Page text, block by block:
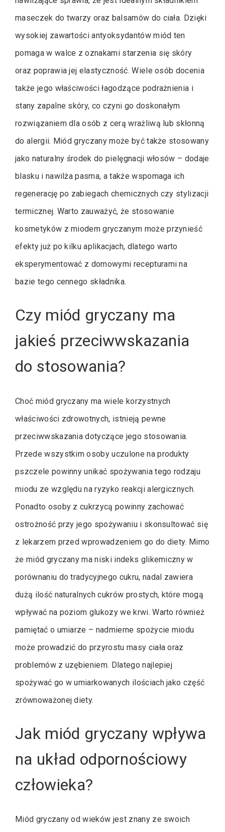
maseczek do twarzy oraz balsamów do ciała. Dzięki
wysokiej zawartości antyoksydantów miód ten
pomaga w walce z oznakami starzenia się skóry
oraz poprawia jej elastyczność. Wiele osób docenia
także jego właściwości łagodzące podrażnienia i
stany zapalne skóry, co czyni go doskonałym
rozwiązaniem dla osób z cerą wrażliwą lub skłonną
do alergii. Miód gryczany może być także stosowany
jako naturalny środek do pielęgnacji włosów – dodaje
blasku i nawilża pasma, a także wspomaga ich
regenerację po zabiegach chemicznych czy stylizacji
termicznej. Warto zauważyć, że stosowanie
kosmetyków z miodem gryczanym może przynieść
efekty już po kilku aplikacjach, dlatego warto
eksperymentować z domowymi recepturami na
bazie tego cennego składnika.
Czy miód gryczany ma
jakieś przeciwwskazania
do stosowania?
Choć miód gryczany ma wiele korzystnych
właściwości zdrowotnych, istnieją pewne
przeciwwskazania dotyczące jego stosowania.
Przede wszystkim osoby uczulone na produkty
pszczele powinny unikać spożywania tego rodzaju
miodu ze względu na ryzyko reakcji alergicznych.
Ponadto osoby z cukrzycą powinny zachować
ostrożność przy jego spożywaniu i skonsultować się
z lekarzem przed wprowadzeniem go do diety. Mimo
że miód gryczany ma niski indeks glikemiczny w
porównaniu do tradycyjnego cukru, nadal zawiera
dużą ilość naturalnych cukrów prostych, które mogą
wpływać na poziom glukozy we krwi. Warto również
pamiętać o umiarze – nadmierne spożycie miodu
może prowadzić do przyrostu masy ciała oraz
problemów z uzębieniem. Dlatego najlepiej
spożywać go w umiarkowanych ilościach jako część
zrównoważonej diety.
Jak miód gryczany wpływa
na układ odpornościowy
człowieka?
Miód gryczany od wieków jest znany ze swoich